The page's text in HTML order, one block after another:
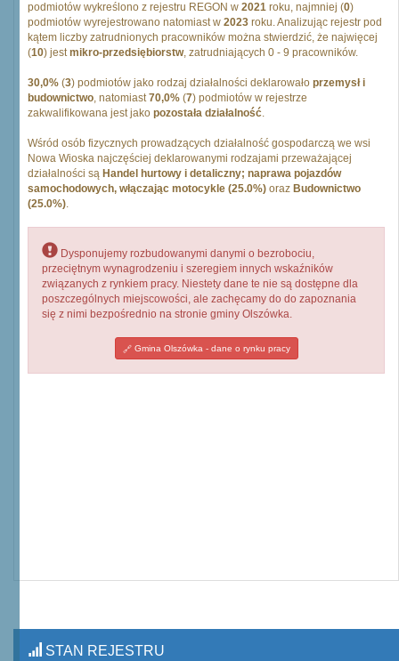
podmiotów wykreślono z rejestru REGON w 2021 roku, najmniej (0)
podmiotów wyrejestrowano natomiast w 2023 roku. Analizując rejestr pod
kątem liczby zatrudnionych pracowników można stwierdzić, że najwięcej
(10) jestmikro-przedsiębiorstw, zatrudniających 0 - 9 pracowników.
30,0% (3) podmiotów jako rodzaj działalności deklarowało przemysł i
budownictwo, natomiast70,0% (7) podmiotów w rejestrze
zakwalifikowana jest jako pozostała działalność.
Wśród osób fizycznych prowadzących działalność gospodarczą we wsi
Nowa Wioska najczęściej deklarowanymi rodzajami przeważającej
działalności są Handel hurtowy i detaliczny; naprawa pojazdów
samochodowych, włączając motocykle (25.0%) oraz Budownictwo
(25.0%).
Dysponujemy rozbudowanymi danymi o bezrobociu,
przeciętnym wynagrodzeniu i szeregiem innych wskaźników
związanych z rynkiem pracy. Niestety dane te nie są dostępne dla
poszczególnych miejscowości, ale zachęcamy do do zapoznania
się z nimi bezpośrednio na stronie gminy Olszówka.
Gmina Olszówka - dane o rynku pracy
STAN REJESTRU